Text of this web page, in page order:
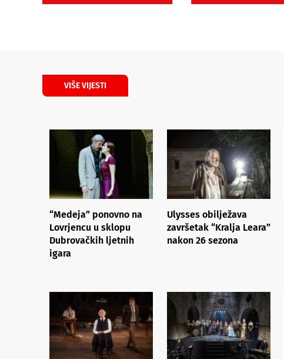
VIŠE VIJESTI
“Medeja” ponovno na
Lovrjencu u sklopu
Dubrovačkih ljetnih
igara
Ulysses obilježava
završetak “Kralja Leara”
nakon 26 sezona